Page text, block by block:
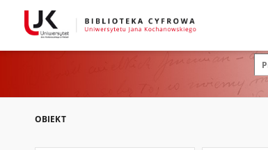
OBIEKT